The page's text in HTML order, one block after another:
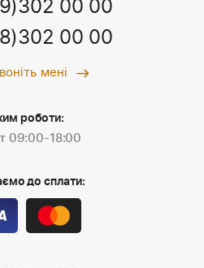
00 00
00 00
мені
роботи:
09:00-18:00
до сплати: